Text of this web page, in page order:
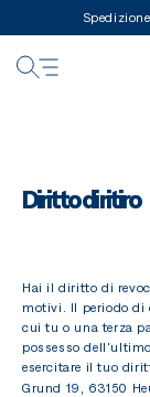
Diritto di ritiro
Hai il diritto di
motivi. Il periodo di
cui tu o una terza
possesso
esercitare il tuo
Grund 19, 63150